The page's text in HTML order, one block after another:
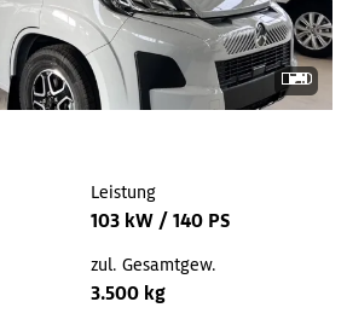
Leistung
103 kW / 140 PS
zul. Gesamtgew.
3.500 kg